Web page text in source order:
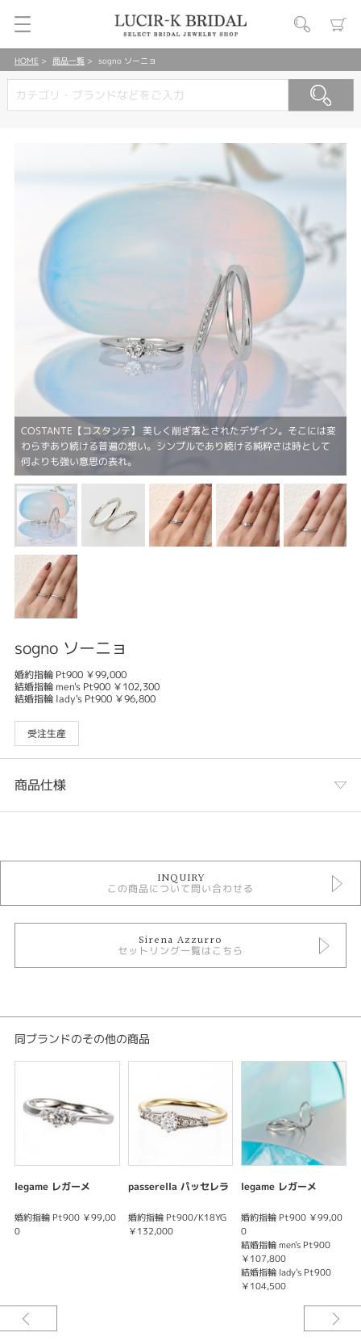
HOME 商品一覧 sogno ソーニョ
COSTANTE【コスタンテ】 美しく削ぎ落とされたデザイン。そこには変
わらずあり続ける普遍の想い。シンプルであり続ける純粋さは時として
何よりも強い意思の表れ。
sogno ソーニョ
婚約指輪 Pt900 ￥99,000
結婚指輪 men's Pt900 ￥102,300
結婚指輪 lady's Pt900 ￥96,800
受注生産
商品仕様
セットリング
Sirena Azzurro ＞ Sirena Azzurro セットリング
Sirena Azzurro ＞ Sirena Azzurro COSTANTE コスタンテ
セットリング シンプル
デザインテイスト
Sirena Azzurro【セイレーン アズーロ】
アーバンワークの中で、ライフスタイルに合ったジュエリーを洗練された感
そんな女性に向けて発信される、個性的で魅力的なセイレーン アズーロに
は、都会を泳ぐしなやかさと、自身あふれる女性でありたいという意味が込
※税込み価格になります。
INQUIRY
この商品について問い合わせる
Sirena Azzurro
セットリング一覧はこちら
同ブランドのその他の商品
legame レガーメ
婚約指輪 Pt900 ￥99,00
0
passerella パッセレラ
婚約指輪 Pt900/K18YG
￥132,000
legame レガーメ
婚約指輪 Pt900 ￥99,00
0
結婚指輪 men's Pt900
￥107,800
結婚指輪 lady's Pt900
￥104,500